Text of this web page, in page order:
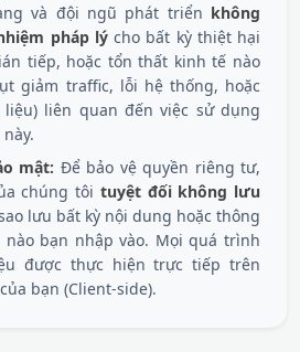
và đội ngũ phát triển không
pháp lýcho bất kỳ thiệt hại
tiếp, hoặc tổn thất kinh tế nào
giảm traffic, lỗi hệ thống, hoặc
liên quan đến việc sử dụng
mật: Để bảo vệ quyền riêng tư,
chúng tôi tuyệt đối không lưu
lưu bất kỳ nội dung hoặc thông
bạn nhập vào. Mọi quá trình
được thực hiện trực tiếp trên
bạn (Client-side).